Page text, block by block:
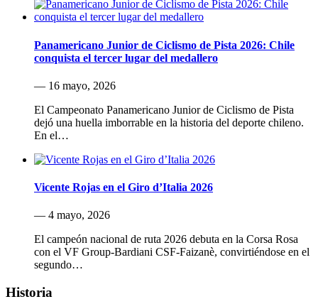
Panamericano Junior de Ciclismo de Pista 2026: Chile
conquista el tercer lugar del medallero
— 16 mayo, 2026
El Campeonato Panamericano Junior de Ciclismo de Pista
dejó una huella imborrable en la historia del deporte chileno.
En el…
Vicente Rojas en el Giro d’Italia 2026
— 4 mayo, 2026
El campeón nacional de ruta 2026 debuta en la Corsa Rosa
con el VF Group-Bardiani CSF-Faizanè, convirtiéndose en el
segundo…
Historia